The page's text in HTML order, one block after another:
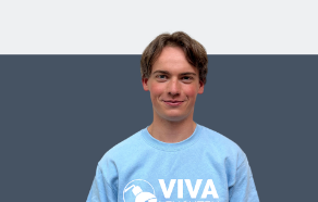
Produkt?
(erforderlich)